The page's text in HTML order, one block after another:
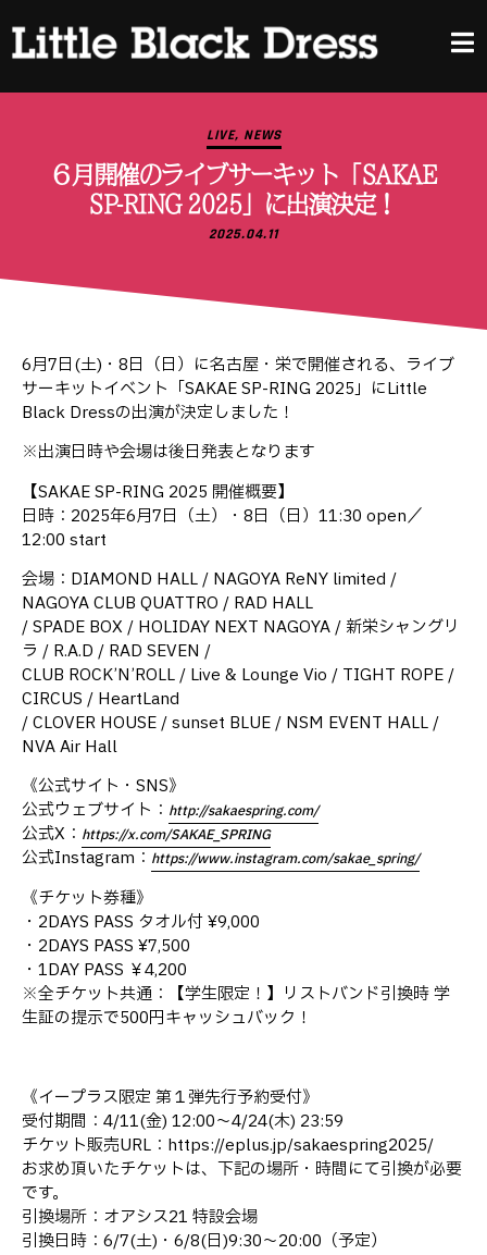
LIVE, NEWS
６月開催のライブサーキット「SAKAE
SP-RING 2025」に出演決定！
2025.04.11
6月7日(土)・8日（日）に名古屋・栄で開催される、ライブ
サーキットイベント「SAKAE SP-RING 2025」にLittle
Black Dressの出演が決定しました！
※出演日時や会場は後日発表となります
【SAKAE SP-RING 2025 開催概要】
日時：2025年6月7日（土）・8日（日）11:30 open／
12:00 start
会場：DIAMOND HALL / NAGOYA ReNY limited /
NAGOYA CLUB QUATTRO / RAD HALL
/ SPADE BOX / HOLIDAY NEXT NAGOYA / 新栄シャングリ
ラ / R.A.D / RAD SEVEN /
CLUB ROCK’N’ROLL / Live & Lounge Vio / TIGHT ROPE /
CIRCUS / HeartLand
/ CLOVER HOUSE / sunset BLUE / NSM EVENT HALL /
NVA Air Hall
《公式サイト・SNS》
公式ウェブサイト：​ http://sakaespring.com/​
公式X：​ https://x.com/SAKAE_SPRING
公式Instagram： https://www.instagram.com/sakae_spring/
《チケット券種》
・2DAYS PASS タオル付 ¥9,000
・2DAYS PASS ¥7,500
・1DAY PASS ￥4,200
※全チケット共通：【学生限定！】リストバンド引換時 学
生証の提示で500円キャッシュバック！
《イープラス限定 第１弾先行予約受付》
受付期間：4/11(金) 12:00～4/24(木) 23:59
チケット販売URL：https://eplus.jp/sakaespring2025/
お求め頂いたチケットは、下記の場所・時間にて引換が必要
です。
引換場所：オアシス21 特設会場
引換日時：6/7(土)・6/8(日)9:30〜20:00（予定）